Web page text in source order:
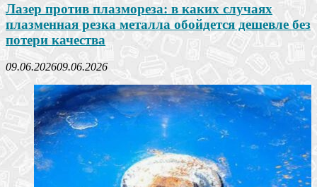
Лазер против плазмореза: в каких случаях
плазменная резка металла обойдется дешевле без
потери качества
09.06.202609.06.2026